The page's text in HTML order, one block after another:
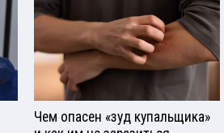
Чем опасен «зуд купальщика»